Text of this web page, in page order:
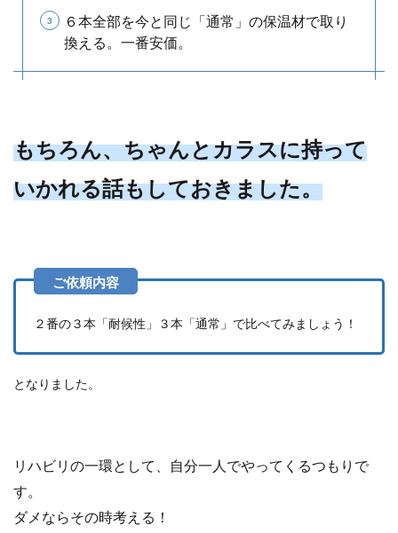
６本全部を今と同じ「通常」の保温材で取り
換える。一番安価。
もちろん、ちゃんとカラスに持って
いかれる話もしておきました。
２番の３本「耐候性」３本「通常」で比べてみましょう！
となりました。
リハビリの一環として、自分一人でやってくるつもりで
す。
ダメならその時考える！